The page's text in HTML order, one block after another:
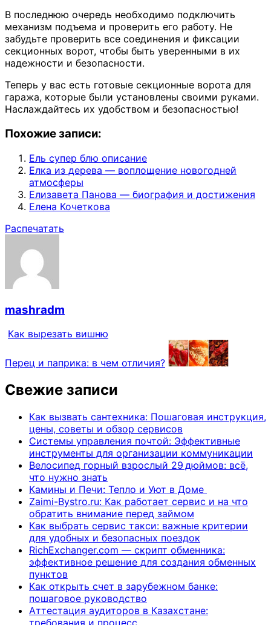
В последнюю очередь необходимо подключить
механизм подъема и проверить его работу. Не
забудьте проверить все соединения и фиксации
секционных ворот, чтобы быть уверенными в их
надежности и безопасности.
Теперь у вас есть готовые секционные ворота для
гаража, которые были установлены своими руками.
Наслаждайтесь их удобством и безопасностью!
Похожие записи:
Ель супер блю описание
Елка из дерева — воплощение новогодней
атмосферы
Елизавета Панова — биография и достижения
Елена Кочеткова
Распечатать
mashradm
Как вырезать вишню
Перец и паприка: в чем отличия?
Свежие записи
Как вызвать сантехника: Пошаговая инструкция,
цены, советы и обзор сервисов
Системы управления почтой: Эффективные
инструменты для организации коммуникации
Велосипед горный взрослый 29 дюймов: всё,
что нужно знать
Камины и Печи: Тепло и Уют в Доме
Zaimi-Bystro.ru: Как работает сервис и на что
обратить внимание перед займом
Как выбрать сервис такси: важные критерии
для удобных и безопасных поездок
RichExchanger.com — скрипт обменника:
эффективное решение для создания обменных
пунктов
Как открыть счет в зарубежном банке:
пошаговое руководство
Аттестация аудиторов в Казахстане: